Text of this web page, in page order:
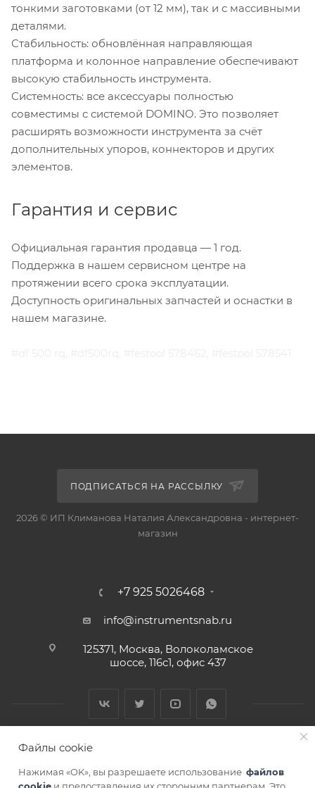
тонкими заготовками (от 12 мм), так и с массивными
деталями.
Стабильность: обновлённая направляющая
платформа и колонное направление обеспечивают
высокую стабильность инструмента.
Системность: все аксессуары полностью
совместимы с системой DOMINO. Это позволяет
расширять возможности инструмента за счёт
дополнительных упоров, коннекторов и других
элементов.
Гарантия и сервис
Официальная гарантия продавца — 1 год.
Поддержка в нашем сервисном центре на
протяжении всего срока эксплуатации.
Доступность оригинальных запчастей и оснастки в
нашем магазине.
ПОДПИСАТЬСЯ НА РАССЫЛКУ
2026 © ИП Климанова Наталия Александровна - интернет-
магазин
+7 925 5026468
info@instrumentsnab.ru
125371, Москва, Волоколамское
шоссе, 116с1, офис 437
Файлы cookie
Нажимая «OK», вы разрешаете использование файлов